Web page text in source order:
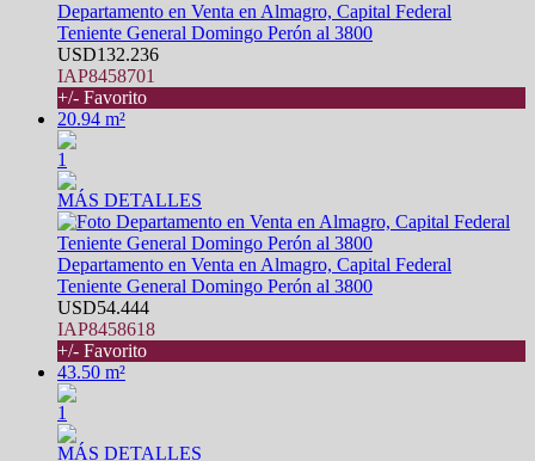
Departamento en Venta en Almagro, Capital Federal
Teniente General Domingo Perón al 3800
USD132.236
IAP8458701
+/- Favorito
20.94 m²
1
MÁS DETALLES
Departamento en Venta en Almagro, Capital Federal
Teniente General Domingo Perón al 3800
USD54.444
IAP8458618
+/- Favorito
43.50 m²
1
MÁS DETALLES